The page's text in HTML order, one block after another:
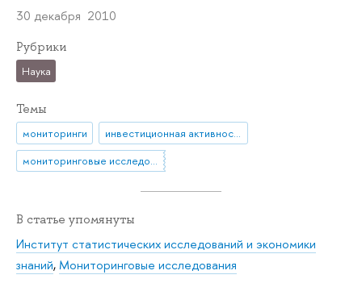
30 декабря 2010
Рубрики
Наука
Темы
мониторинги
инвестиционная активность
мониторинговые исследования
В статье упомянуты
Институт статистических исследований и экономики
знаний,Мониторинговые исследования